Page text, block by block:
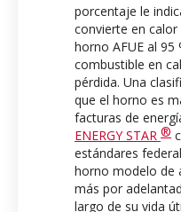
porcentaje le
convierte en
horno AFUE al 95
combustible en
pérdida. Una
que el horno es
facturas de
ENERGY STAR ®
estándares
horno modelo de
más por
largo de su vida